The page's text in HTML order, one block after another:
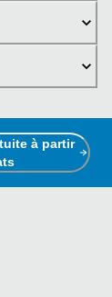
à partir